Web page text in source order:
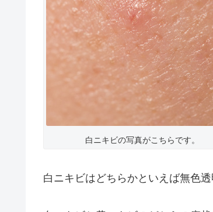
白ニキビの写真がこちらです。
白ニキビはどちらかといえば無色